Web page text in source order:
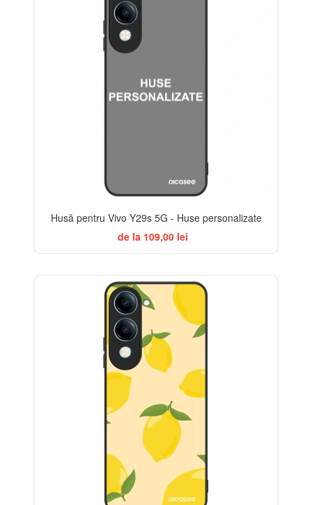
Husă pentru Vivo Y29s 5G - Huse personalizate
de la 109,00 lei